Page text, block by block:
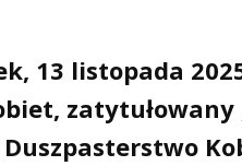
13 listopada
zatytułowany